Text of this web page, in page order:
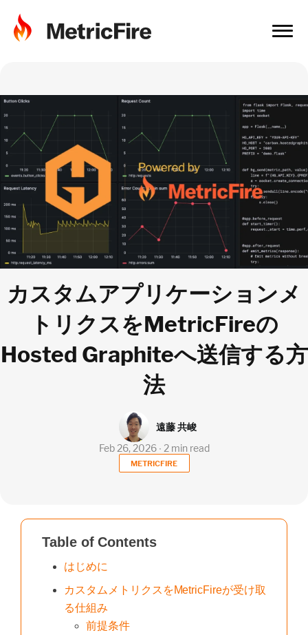
カスタムアプリケーションメ
トリクスをMetricFireの
Hosted Graphiteへ送信する方
法
METRICFIRE
Feb 26, 2026 ∙ 2 min read
遠藤 共峻
Table of Contents
はじめに
カスタムメトリクスをMetricFireが受け取
る仕組み
前提条件